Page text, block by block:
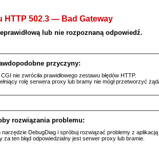
HTTP 502.3 — Bad Gateway
lub nie rozpoznaną odpowiedź.
przyczyny:
nie zwróciła prawidłowego zestawu błędów HTTP.
rolę serwera proxy lub bramy nie mógł przetworzyć
rozwiązania problemu:
narzędzie DebugDiag i spróbuj rozwiązać problemy z
za ten błąd odpowiedzialny jest serwer proxy lub bramie.